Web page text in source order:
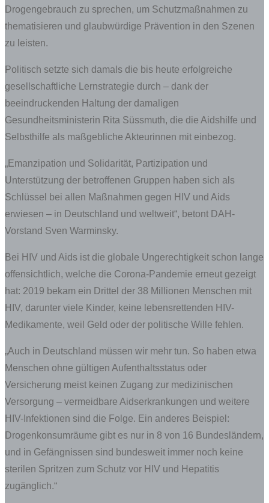
Drogengebrauch zu sprechen, um Schutzmaßnahmen zu
thematisieren und glaubwürdige Prävention in den Szenen
zu leisten.
Politisch setzte sich damals die bis heute erfolgreiche
gesellschaftliche Lernstrategie durch – dank der
beeindruckenden Haltung der damaligen
Gesundheitsministerin Rita Süssmuth, die die Aidshilfe und
Selbsthilfe als maßgebliche Akteurinnen mit einbezog.
„Emanzipation und Solidarität, Partizipation und
Unterstützung der betroffenen Gruppen haben sich als
Schlüssel bei allen Maßnahmen gegen HIV und Aids
erwiesen – in Deutschland und weltweit“, betont DAH-
Vorstand Sven Warminsky.
Bei HIV und Aids ist die globale Ungerechtigkeit schon lange
offensichtlich, welche die Corona-Pandemie erneut gezeigt
hat: 2019 bekam ein Drittel der 38 Millionen Menschen mit
HIV, darunter viele Kinder, keine lebensrettenden HIV-
Medikamente, weil Geld oder der politische Wille fehlen.
„Auch in Deutschland müssen wir mehr tun. So haben etwa
Menschen ohne gültigen Aufenthaltsstatus oder
Versicherung meist keinen Zugang zur medizinischen
Versorgung – vermeidbare Aidserkrankungen und weitere
HIV-Infektionen sind die Folge. Ein anderes Beispiel:
Drogenkonsumräume gibt es nur in 8 von 16 Bundesländern,
und in Gefängnissen sind bundesweit immer noch keine
sterilen Spritzen zum Schutz vor HIV und Hepatitis
zugänglich.“